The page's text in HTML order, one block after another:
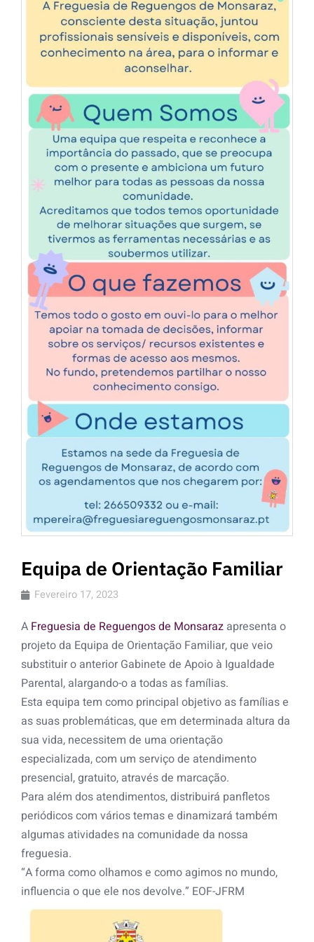
Equipa de Orientação Familiar
Fevereiro 17, 2023
A Freguesia de Reguengos de Monsaraz apresenta o
projeto da Equipa de Orientação Familiar, que veio
substituir o anterior Gabinete de Apoio à Igualdade
Parental, alargando-o a todas as famílias.
Esta equipa tem como principal objetivo as famílias e
as suas problemáticas, que em determinada altura da
sua vida, necessitem de uma orientação
especializada, com um serviço de atendimento
presencial, gratuito, através de marcação.
Para além dos atendimentos, distribuirá panfletos
periódicos com vários temas e dinamizará também
algumas atividades na comunidade da nossa
freguesia.
“A forma como olhamos e como agimos no mundo,
influencia o que ele nos devolve.” EOF-JFRM